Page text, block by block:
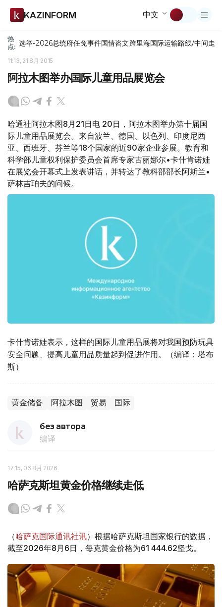
KAZINFORM 中文
热
点: 选举-2026总统府任免事件国情咨文跨里海国际运输路线/中间走廊
11:13, 21 8月 2015
阿拉木图举办国际儿童用品展览会
哈通社阿拉木图8月21日电 20日，阿拉木图举办第十届国
际儿童用品展览会。来自波兰、德国、以色列、印度尼西
亚、西班牙、芬兰等18个国家的近90家企业参展。教育和
科学部儿童权利保护委员会首席专家古丽娜尔•卡什肯诺娃
在展览会开幕式上发表讲话，并转达了教科部部长阿斯兰•
萨林吉珀夫的问候。
卡什肯诺娃表示，这样的国际儿童用品展将对我国预防玩具
安全问题、提高儿童用品质量起到促进作用。（编译：塔布
斯）
黄金储备 阿拉木图 贸易 国际
без автора
编译
17:15, 06 8月 2026
哈萨克斯坦黄金价格继续走低
（哈萨克国际通讯社讯）根据哈萨克斯坦国家银行的数据，
截至2026年8月6日，每克黄金价格为61 444.62坚戈。